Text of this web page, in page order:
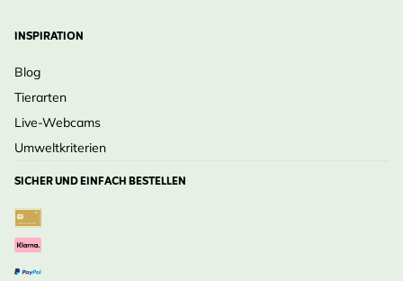
INSPIRATION
Blog
Tierarten
Live-Webcams
Umweltkriterien
SICHER UND EINFACH BESTELLEN